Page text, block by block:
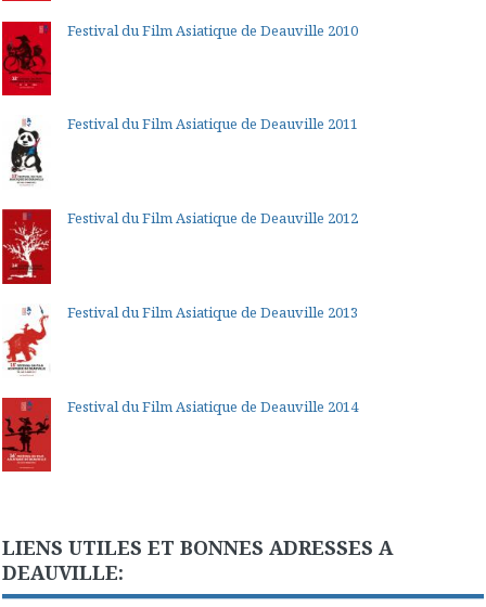
Festival du Film Asiatique de Deauville 2010
Festival du Film Asiatique de Deauville 2011
Festival du Film Asiatique de Deauville 2012
Festival du Film Asiatique de Deauville 2013
Festival du Film Asiatique de Deauville 2014
LIENS UTILES ET BONNES ADRESSES A
DEAUVILLE: